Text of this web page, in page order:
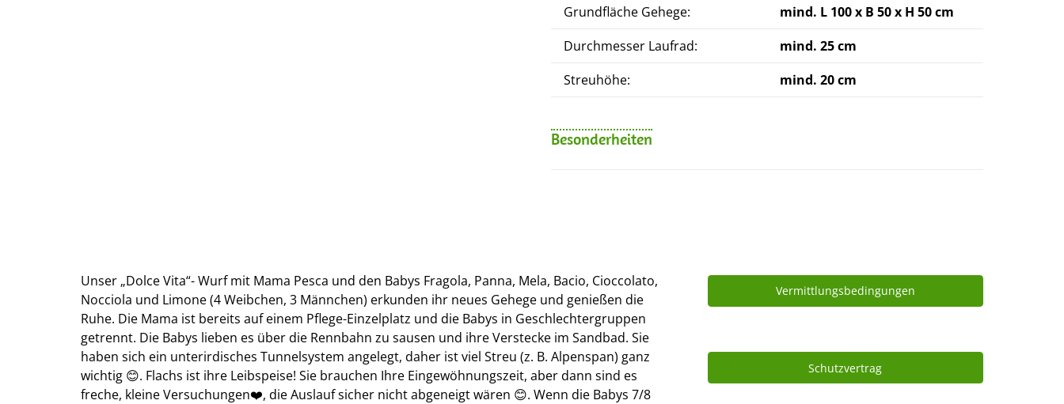
Grundfläche Gehege:
mind. L 100 x B 50 x H 50 cm
Durchmesser Laufrad:
mind. 25 cm
Streuhöhe:
mind. 20 cm
Besonderheiten
Unser „Dolce Vita“- Wurf mit Mama Pesca und den Babys Fragola, Panna, Mela, Bacio, Cioccolato,
Nocciola und Limone (4 Weibchen, 3 Männchen) erkunden ihr neues Gehege und genießen die
Ruhe. Die Mama ist bereits auf einem Pflege-Einzelplatz und die Babys in Geschlechtergruppen
getrennt. Die Babys lieben es über die Rennbahn zu sausen und ihre Verstecke im Sandbad. Sie
haben sich ein unterirdisches Tunnelsystem angelegt, daher ist viel Streu (z. B. Alpenspan) ganz
wichtig 😊. Flachs ist ihre Leibspeise! Sie brauchen Ihre Eingewöhnungszeit, aber dann sind es
freche, kleine Versuchungen❤️, die Auslauf sicher nicht abgeneigt wären 😊. Wenn die Babys 7/8
Vermittlungsbedingungen
Schutzvertrag